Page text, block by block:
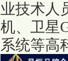
业技术人
机、卫星
系统等高